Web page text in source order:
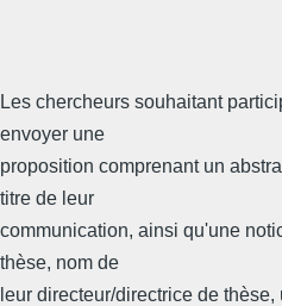
Les chercheurs souhaitant
envoyer une
proposition comprenant un
titre de leur
communication, ainsi qu'une
thèse, nom de
leur directeur/directrice de